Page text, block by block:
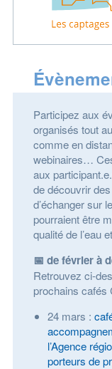
Participez aux
organisés tout
comme en
webinaires…
aux
de découvrir
d’échanger sur
pourraient être
qualité de l’eau
📅 de février à
Retrouvez ci-
prochains cafés
24 mars :
l’Agence
porteurs de